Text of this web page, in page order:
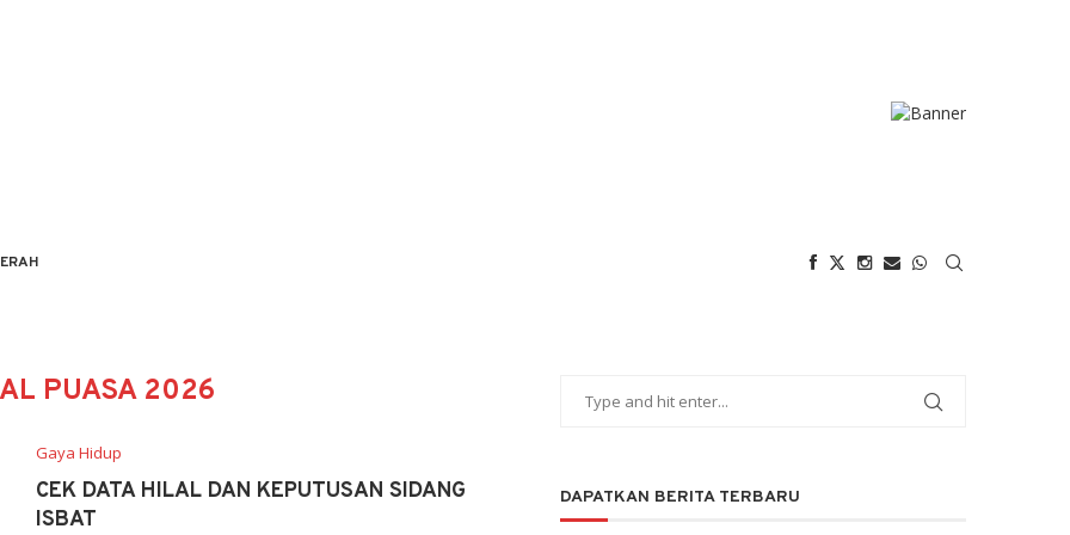
PUASA 2026
Gaya Hidup
CEK DATA HILAL DAN KEPUTUSAN SIDANG
ISBAT
DAPATKAN BERITA TERBARU